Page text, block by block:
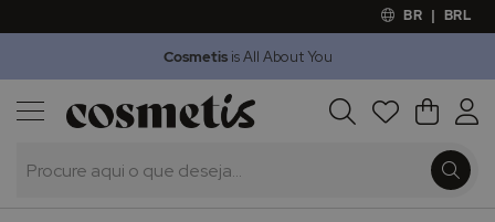
BR | BRL
Cosmetisis All About You
Procura O Meu
Outlet